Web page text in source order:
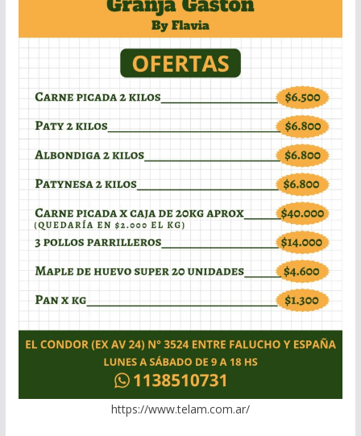
https://www.telam.com.ar/